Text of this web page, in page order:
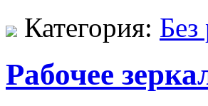
Категория: Без
Рабочее